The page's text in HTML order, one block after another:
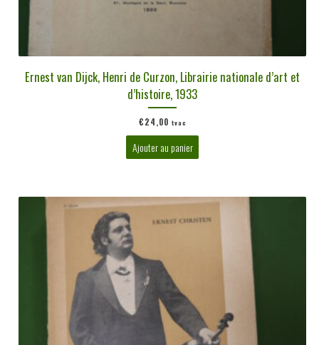
Ernest van Dijck, Henri de Curzon, Librairie nationale d’art et
d’histoire, 1933
€24,00 tvac
Ajouter au panier